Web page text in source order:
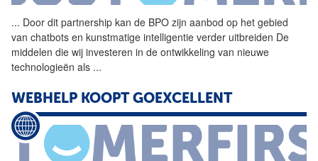
... Door dit partnership kan de BPO zijn aanbod op het gebied
van chatbots en kunstmatige intelligentie verder uitbreiden De
middelen die wij investeren in de ontwikkeling van nieuwe
technologieën als ...
WEBHELP KOOPT GOEXCELLENT